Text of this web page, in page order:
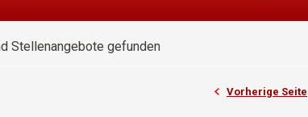
Stellenangebote gefunden
Vorherige Seite